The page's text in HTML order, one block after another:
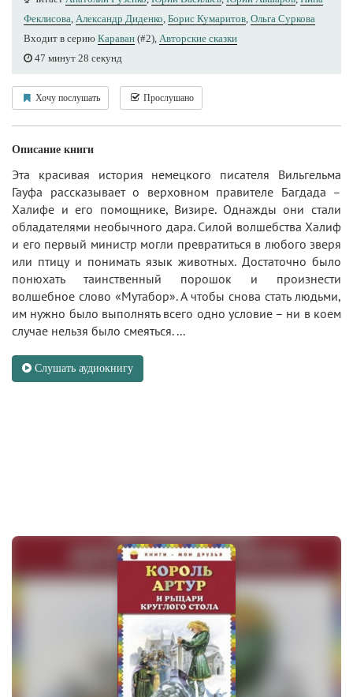
Феклисова, Александр Диденко, Борис Кумаритов, Ольга Суркова
Входит в серию Караван (#2), Авторские сказки
47 минут 28 секунд
Хочу послушать Прослушано
Описание книги
Эта красивая история немецкого писателя Вильгельма
Гауфа рассказывает о верховном правителе Багдада –
Халифе и его помощнике, Визире. Однажды они стали
обладателями необычного дара. Силой волшебства Халиф
и его первый министр могли превратиться в любого зверя
или птицу и понимать язык животных. Достаточно было
понюхать таинственный порошок и произнести
волшебное слово «Мутабор». А чтобы снова стать людьми,
им нужно было выполнять всего одно условие – ни в коем
случае нельзя было смеяться. ...
Слушать аудиокнигу